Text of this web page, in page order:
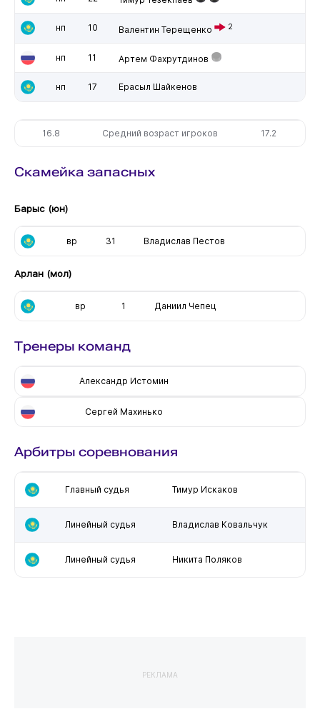
нп 10 Валентин Терещенко 2
нп 11 Артем Фахрутдинов
нп 17 Ерасыл Шайкенов
16.8 Средний возраст игроков 17.2
Скамейка запасных
Барыс (юн)
вр 31 Владислав Пестов
Арлан (мол)
вр 1 Даниил Чепец
Тренеры команд
Александр Истомин
Сергей Махинько
Арбитры соревнования
Главный судья Тимур Искаков
Линейный судья Владислав Ковальчук
Линейный судья Никита Поляков
РЕКЛАМА